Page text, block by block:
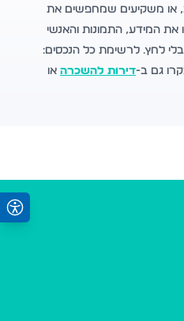
משקיעים שמחפשים את
המידע, התמונות והאנשי
לחץ. לרשימת כל הנכסים:
גם ב-דירות להשכרה או